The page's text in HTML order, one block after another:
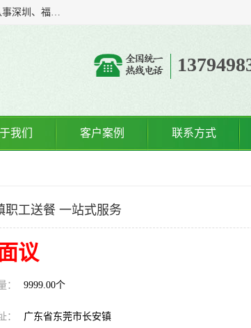
广东食安膳食管理服务有限公司是一家集干货粮油、肉禽蔬菜等食品加工、配送及食堂承包于一体的专业化公司。从事深圳、福永、公明、沙井、松岗等地区的蔬菜配送服务。 专业的服务队伍，以及完善的服务机制，经过多年的努力拼搏，赢得了广大客户的信赖和支持。
我们 客户案例 联系方式
职工送餐 一站式服务
议
： 9999.00个
： 广东省东莞市长安镇